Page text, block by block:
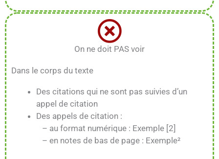
On ne doit PAS voir
Dans le corps du texte
Des citations qui ne sont pas suivies d’un
appel de citation
Des appels de citation :
– au format numérique : Exemple [2]
– en notes de bas de page : Exemple²